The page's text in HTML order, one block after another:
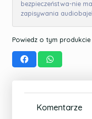
bezpieczeństwa-nie
zapisywania
Powiedz o tym
Komentarze